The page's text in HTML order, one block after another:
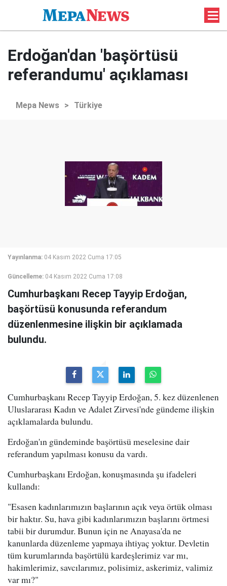
Erdoğan'dan 'başörtüsü
referandumu' açıklaması
Mepa News > Türkiye
Yayınlanma: 04 Kasım 2022 Cuma 17:05
Güncelleme: 04 Kasım 2022 Cuma 17:08
Cumhurbaşkanı Recep Tayyip Erdoğan,
başörtüsü konusunda referandum
düzenlenmesine ilişkin bir açıklamada
bulundu.
Cumhurbaşkanı Recep Tayyip Erdoğan, 5. kez düzenlenen
Uluslararası Kadın ve Adalet Zirvesi'nde gündeme ilişkin
açıklamalarda bulundu.
Erdoğan'ın gündeminde başörtüsü meselesine dair
referandum yapılması konusu da vardı.
Cumhurbaşkanı Erdoğan, konuşmasında şu ifadeleri
kullandı:
"Esasen kadınlarımızın başlarının açık veya örtük olması
bir haktır. Su, hava gibi kadınlarımızın başlarını örtmesi
tabii bir durumdur. Bunun için ne Anayasa'da ne
kanunlarda düzenleme yapmaya ihtiyaç yoktur. Devletin
tüm kurumlarında başörtülü kardeşlerimiz var mı,
hakimlerimiz, savcılarımız, polisimiz, askerimiz, valimiz
var mı?"